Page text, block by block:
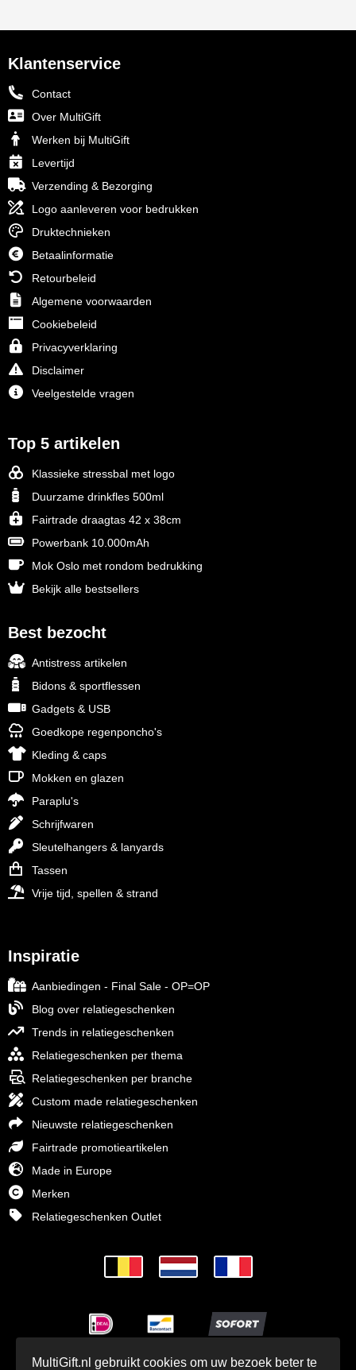
Klantenservice
Contact
Over MultiGift
Werken bij MultiGift
Levertijd
Verzending & Bezorging
Logo aanleveren voor bedrukken
Druktechnieken
Betaalinformatie
Retourbeleid
Algemene voorwaarden
Cookiebeleid
Privacyverklaring
Disclaimer
Veelgestelde vragen
Top 5 artikelen
Klassieke stressbal met logo
Duurzame drinkfles 500ml
Fairtrade draagtas 42 x 38cm
Powerbank 10.000mAh
Mok Oslo met rondom bedrukking
Bekijk alle bestsellers
Best bezocht
Antistress artikelen
Bidons & sportflessen
Gadgets & USB
Goedkope regenponcho's
Kleding & caps
Mokken en glazen
Paraplu's
Schrijfwaren
Sleutelhangers & lanyards
Tassen
Vrije tijd, spellen & strand
Inspiratie
Aanbiedingen - Final Sale - OP=OP
Blog over relatiegeschenken
Trends in relatiegeschenken
Relatiegeschenken per thema
Relatiegeschenken per branche
Custom made relatiegeschenken
Nieuwste relatiegeschenken
Fairtrade promotieartikelen
Made in Europe
Merken
Relatiegeschenken Outlet
MultiGift.nl gebruikt cookies om uw bezoek beter te